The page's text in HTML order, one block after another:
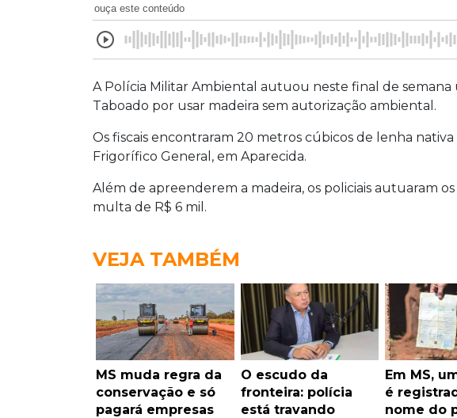
ouça este conteúdo
A Polícia Militar Ambiental autuou neste final de
Taboado por usar madeira sem autorização ambiental.
Os fiscais encontraram 20 metros cúbicos de lenha
Frigorífico General, em Aparecida.
Além de apreenderem a madeira, os policiais autuaram
multa de R$ 6 mil.
VEJA TAMBÉM
MS muda regra da
conservação e só
pagará empresas
O escudo da
fronteira: polícia
está travando
Em MS,
é
nome do